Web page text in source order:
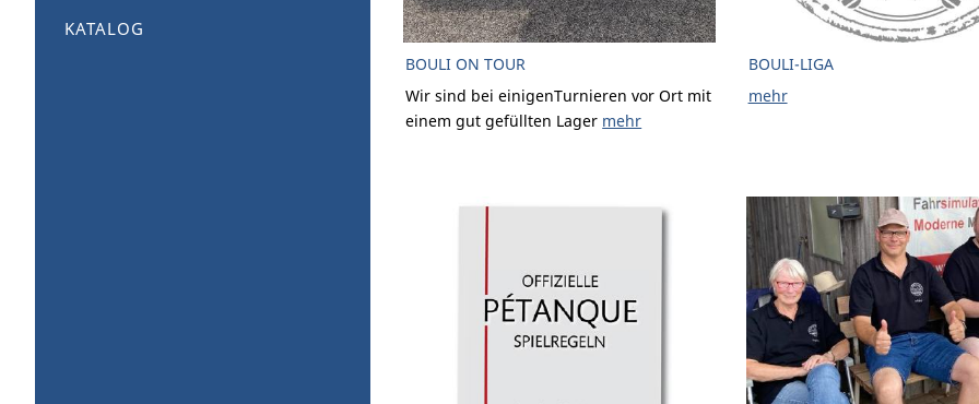
KATALOG
BOULI ON TOUR
Wir sind bei einigenTurnieren vor Ort mit
einem gut gefüllten Lager mehr
BOULI-LIGA
mehr